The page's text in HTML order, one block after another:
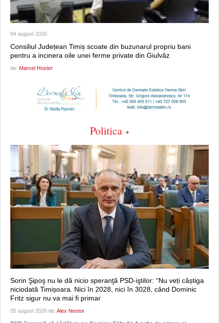
04 august 2026
Consiliul Județean Timiș scoate din buzunarul propriu bani
pentru a incinera oile unei ferme private din Giulvăz
de: Marcel Hoster
Politica
Sorin Şipoş nu le dă nicio speranţă PSD-iştilor: “Nu veți câștiga
niciodată Timișoara. Nici în 2028, nici în 3028, când Dominic
Fritz sigur nu va mai fi primar
05 august 2026 de: Alex Nestor